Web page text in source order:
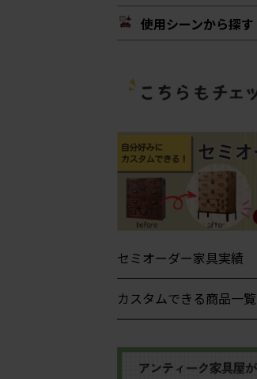
使用シーンから探す
セミオーダー家具実績
カスタムできる商品一覧